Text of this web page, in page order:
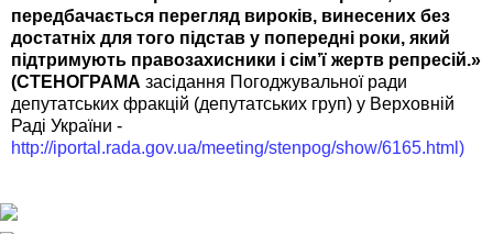
передбачається перегляд вироків, винесених без
достатніх для того підстав у попередні роки, який
підтримують правозахисники і сім’ї жертв репресій.»
(СТЕНОГРАМА засідання Погоджувальної ради
депутатських фракцій (депутатських груп) у Верховній
Раді України -
http://iportal.rada.gov.ua/meeting/stenpog/show/6165.html)